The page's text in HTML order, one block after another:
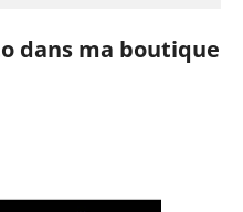
dans ma boutique